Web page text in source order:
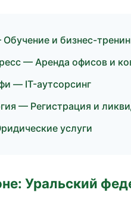
и бизнес-
— Аренда офисов и
— IT-аутсорсинг
— Регистрация и
услуги
Уральский